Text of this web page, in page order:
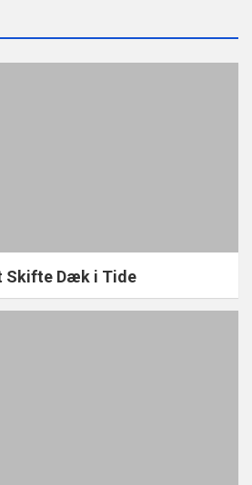
Skifte Dæk i Tide